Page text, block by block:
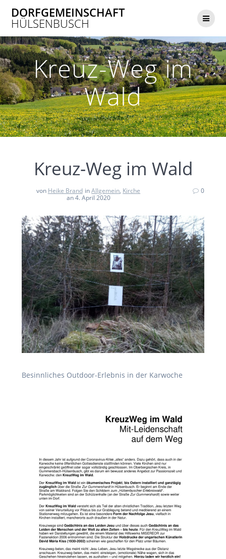
Inhalt
DORFGEMEINSCHAFT
HÜLSENBUSCH
Kreuz-Weg im
Wald
Kreuz-Weg im Wald
von Heike Brand inAllgemein, Kirche
an 4. April 2020
0
Besinnliches Outdoor-Erlebnis in der Karwoche